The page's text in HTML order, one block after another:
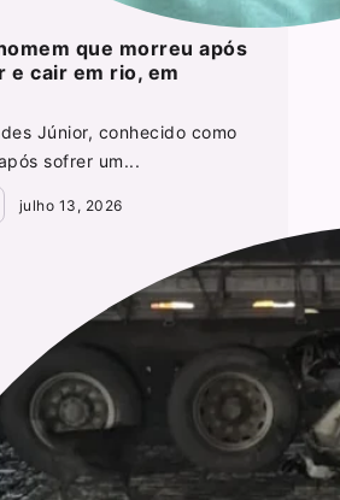
que morreu após
e cair em rio, em
Júnior, conhecido como
sofrer um...
julho 13, 2026